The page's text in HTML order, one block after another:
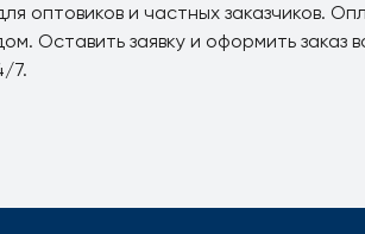
оптовиков и частных заказчиков.
Оставить заявку и оформить заказ
7.